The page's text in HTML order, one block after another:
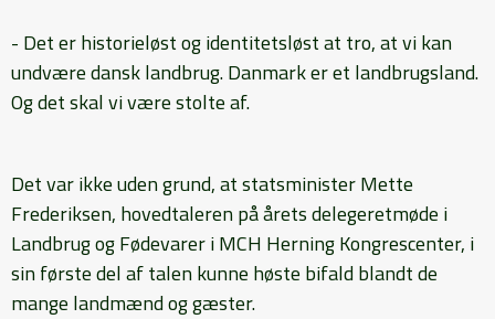
- Det er historieløst og identitetsløst at tro, at vi kan
undvære dansk landbrug. Danmark er et landbrugsland.
Og det skal vi være stolte af.
Det var ikke uden grund, at statsminister Mette
Frederiksen, hovedtaleren på årets delegeretmøde i
Landbrug og Fødevarer i MCH Herning Kongrescenter, i
sin første del af talen kunne høste bifald blandt de
mange landmænd og gæster.